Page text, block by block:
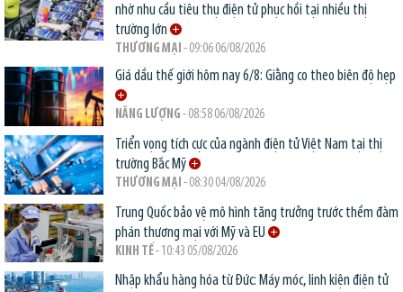
nhờ nhu cầu tiêu thụ điện tử phục hồi tại nhiều thị
trường lớn
THƯƠNG MẠI - 09:06 06/08/2026
Giá dầu thế giới hôm nay 6/8: Giằng co theo biên độ hẹp
NĂNG LƯỢNG - 08:58 06/08/2026
Triển vọng tích cực của ngành điện tử Việt Nam tại thị
trường Bắc Mỹ
THƯƠNG MẠI - 08:30 04/08/2026
Trung Quốc bảo vệ mô hình tăng trưởng trước thềm đàm
phán thương mại với Mỹ và EU
KINH TẾ- 10:43 05/08/2026
Nhập khẩu hàng hóa từ Đức: Máy móc, linh kiện điện tử